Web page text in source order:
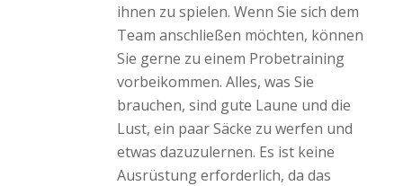
ihnen zu spielen. Wenn Sie sich dem
Team anschließen möchten, können
Sie gerne zu einem Probetraining
vorbeikommen. Alles, was Sie
brauchen, sind gute Laune und die
Lust, ein paar Säcke zu werfen und
etwas dazuzulernen. Es ist keine
Ausrüstung erforderlich, da das